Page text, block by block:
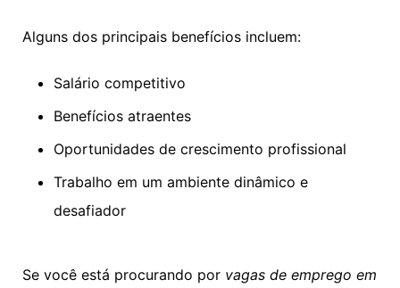
Alguns dos principais benefícios incluem:
Salário competitivo
Benefícios atraentes
Oportunidades de crescimento profissional
Trabalho em um ambiente dinâmico e
desafiador
Se você está procurando por vagas de emprego em